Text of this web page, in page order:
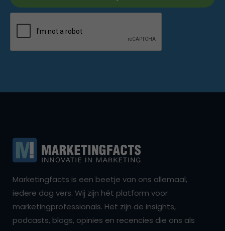
Marketingfacts is een beetje van ons allemaal,
iedere dag vers. Wij zijn hét platform voor
marketingprofessionals. Het zijn de insights,
podcasts, blogs, opinies en recencies die ons als